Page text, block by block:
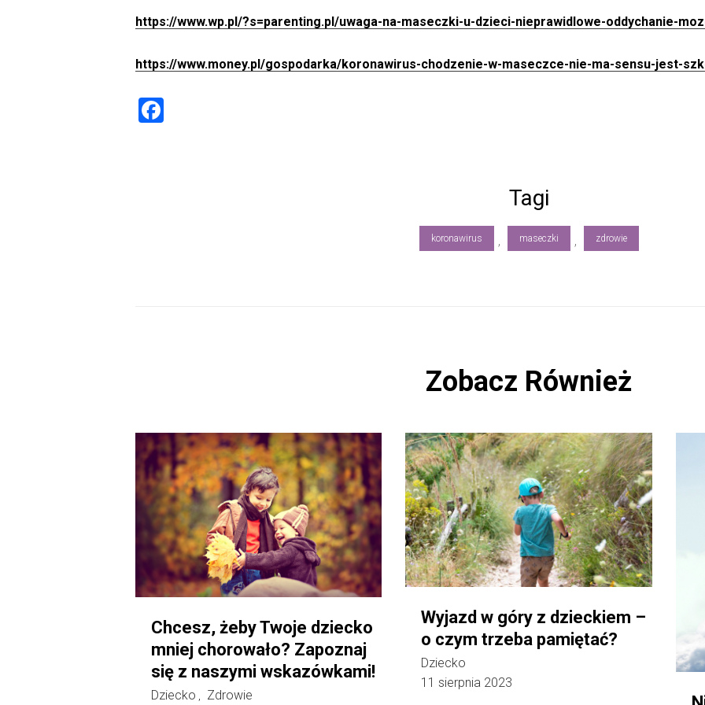
https://www.wp.pl/?s=parenting.pl/uwaga-na-maseczki-u-dzieci-nieprawidlowe-oddychanie-
https://www.money.pl/gospodarka/koronawirus-chodzenie-w-maseczce-nie-ma-sensu-jest-
Tagi
koronawirus , maseczki , zdrowie
Zobacz Również
Chcesz, żeby Twoje dziecko
mniej chorowało? Zapoznaj
się z naszymi wskazówkami!
Dziecko , Zdrowie
Wyjazd w góry z dzieckiem –
o czym trzeba pamiętać?
Dziecko
11 sierpnia 2023